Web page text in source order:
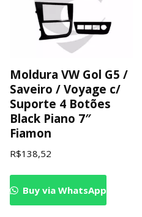
Moldura VW Gol G5 /
Saveiro / Voyage c/
Suporte 4 Botões
Black Piano 7″
Fiamon
R$138,52
Buy via WhatsApp